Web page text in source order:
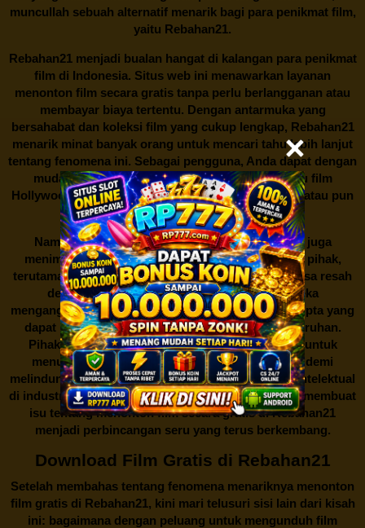
muncullah sebuah alternatif menarik bagi para penikmat film,
yaitu Rebahan21.
Rebahan21menjadi bualan hangat di kalangan para penikmat
film di Indonesia. Situs web ini menawarkan layanan
menonton film secara gratis tanpa perlu berlangganan atau
membayar biaya tertentu. Dengan antarmuka yang
bersahabat dan koleksi film yang cukup lengkap, Rebahan21
menarik minat banyak orang untuk mencari tahu lebih lanjut
tentang fenomena ini. Sebagai pengguna, Anda dapat dengan
mudah mencari film yang ingin ditonton, baik itu film
Hollywood terbaru, drama Korea yang sedang hits, atau pun
produksi film lokal dengan kualitas terbaik.
Namun, seperti halnya cerita manis,Rebahan21juga
menimbulkan kontroversi di industri film. Banyak pihak,
terutama produsen film dan pemilik hak cipta, merasa resah
dengan maraknya situs-situs seperti ini. Mereka
menganggapnya sebagai bentuk pelanggaran hak cipta yang
dapat merugikan industri perfilman secara keseluruhan.
Pihak berwenang pun turut terlibat dalam upaya untuk
menutup situs-situs ilegal semacam Rebahan21 demi
melindungi keberlangsungan bisnis dan kekayaan intelektual
di industri hiburan. Konflik kepentingan inilah yang membuat
isu tentang menonton film secara gratis diRebahan21
menjadi perbincangan seru yang terus berkembang.
Download Film Gratis di Rebahan21
Setelah membahas tentang fenomena menariknya menonton
film gratis di Rebahan21, kini mari telusuri sisi lain dari kisah
ini: bagaimana dengan peluang untuk mengunduh film